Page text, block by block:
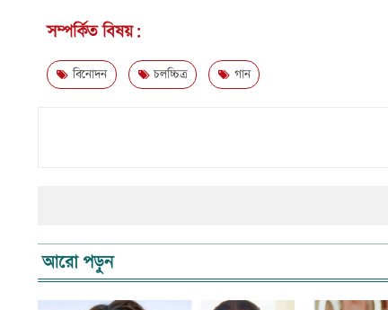
সম্পর্কিত বিষয়:
বিনোদন চলচ্চিত্র গান
আরো পড়ুন